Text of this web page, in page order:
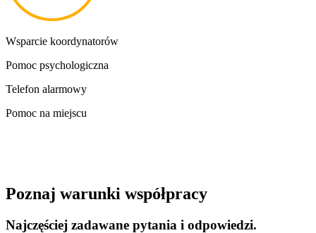
Wsparcie koordynatorów
Pomoc psychologiczna
Telefon alarmowy
Pomoc na miejscu
Poznaj warunki współpracy
Najczęściej zadawane pytania i odpowiedzi.